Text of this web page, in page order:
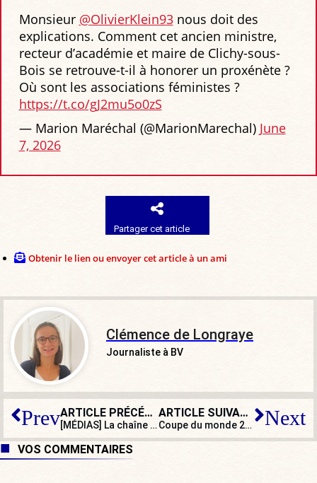
Monsieur @OlivierKlein93nous doit des
explications. Comment cet ancien ministre,
recteur d’académie et maire de Clichy-sous-
Bois se retrouve-t-il à honorer un proxénète ?
Où sont les associations féministes ?
https://t.co/gJ2mu5o0zS
— Marion Maréchal (@MarionMarechal) June
7, 2026
Partager cet article
Obtenir le lien ou envoyer cet article à un ami
Clémence de Longraye
Journaliste à BV
Prev ARTICLE PRÉCÉDENT
[MÉDIAS] La chaîne publique LCPs’engage pour le
ARTICLE SUIVANT
Coupe du monde 2026 : quand l’ombre de la charia plane sur la compétition Next
VOS COMMENTAIRES